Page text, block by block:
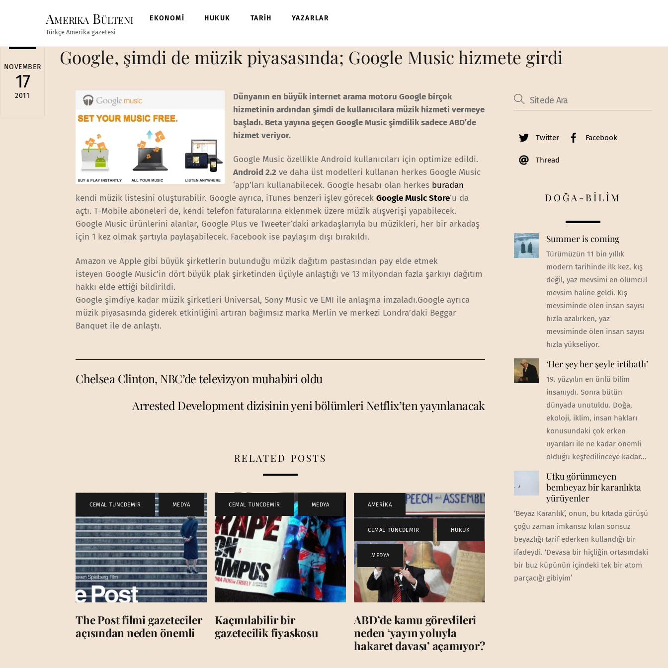
Amerika Bülteni
Türkçe Amerika gazetesi
EKONOMİ HUKUK TARİH YAZARLAR
NOVEMBER
17
2011
Google, şimdi de müzik piyasasında; Google Music hizmete girdi
Dünyanın en büyük internet arama motoru Google birçok
hizmetinin ardından şimdi de kullanıcılara müzik hizmeti vermeye
başladı. Beta yayına geçen Google Music şimdilik sadece ABD’de
hizmet veriyor.
Google Music özellikle Android kullanıcıları için optimize edildi.
Android 2.2 ve daha üst modelleri kullanan herkes Google Music
‘app’ları kullanabilecek. Google hesabı olan herkes buradan
kendi müzik listesini oluşturabilir. Google ayrıca, iTunes benzeri işlev görecekGoogle Music Store‘u da
açtı. T-Mobile aboneleri de, kendi telefon faturalarına eklenmek üzere müzik alışverişi yapabilecek.
Google Music ürünlerini alanlar, Google Plus ve Tweeter’daki arkadaşlarıyla bu müzikleri, her bir arkadaş
için 1 kez olmak şartıyla paylaşabilecek. Facebook ise paylaşım dışı bırakıldı.
Amazon ve Apple gibi büyük şirketlerin bulunduğu müzik dağıtım pastasından pay elde etmek
isteyen Google Music’in dört büyük plak şirketinden üçüyle anlaştığı ve 13 milyondan fazla şarkıyı dağıtım
hakkı elde ettiği bildirildi.
Google şimdiye kadar müzik şirketleri Universal, Sony Music ve EMI ile anlaşma imzaladı.Google ayrıca
müzik piyasasında giderek etkinliğini artıran bağımsız marka Merlin ve merkezi Londra’daki Beggar
Banquet ile de anlaştı.
Chelsea Clinton, NBC’de televizyon muhabiri oldu
Arrested Development dizisinin yeni bölümleri Netflix’ten yayınlanacak
RELATED POSTS
CEMAL TUNCDEMİR , MEDYA
The Post filmi gazeteciler
açısından neden önemli
CEMAL TUNCDEMİR , MEDYA
Kaçınılabilir bir
gazetecilik fiyaskosu
AMERİKA ,
CEMAL TUNCDEMİR , HUKUK
, MEDYA
ABD’de kamu görevlileri
neden ‘yayın yoluyla
hakaret davası’ açamıyor?
Twitter Facebook
Thread
DOĞA-BİLİM
Summer is coming
Türümüzün 11 bin yıllık
modern tarihinde ilk kez, kış
değil, yaz mevsimi en ölümcül
mevsim haline geldi. Kış
mevsiminde ölen insan sayısı
hızla azalırken, yaz
mevsiminde ölen insan sayısı
hızla yükseliyor.
‘Her şey her şeyle irtibatlı’
19. yüzyılın en ünlü bilim
insanıydı. Sonra bütün
dünyada unutuldu. Doğa,
ekoloji, iklim, insan hakları
konusundaki çok erken
uyarıları ile ne kadar önemli
olduğu keşfedilinceye kadar...
Ufku görünmeyen
bembeyaz bir karanlıkta
yürüyenler
‘Beyaz Karanlık’, onun, bu kıtada görüşü
çoğu zaman imkansız kılan sonsuz
beyazlığı tarif ederken kullandığı bir
ifadeydi. ‘Devasa bir hiçliğin ortasındaki
bir buz küpünün içindeki tek bir atom
parçacığı gibiyim’